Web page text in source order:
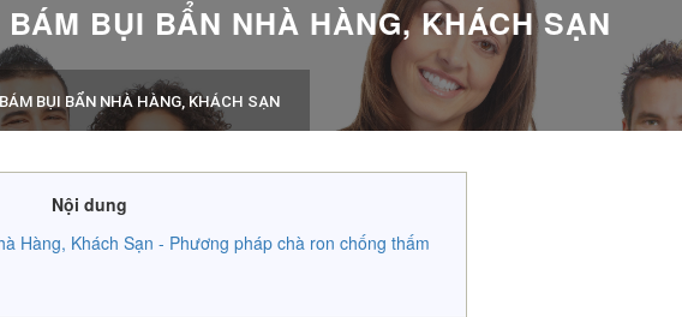
BỤI BẨN NHÀ HÀNG, KHÁCH SẠN
BỤI BẨN NHÀ HÀNG, KHÁCH SẠN
Nội dung
Hàng, Khách Sạn - Phương pháp chà ron chống thấm